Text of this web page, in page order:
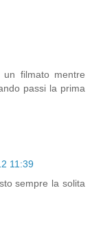
filmato mentre
passi la prima
11:39
sempre la solita